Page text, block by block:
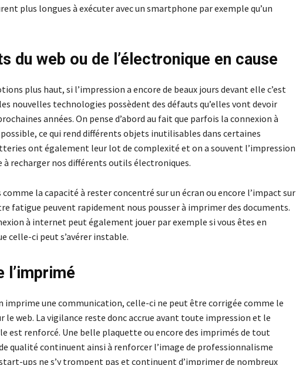
plus longues à exécuter avec un smartphone par exemple qu’un
du web ou de l’électronique en cause
plus haut, si l’impression a encore de beaux jours devant elle c’est
nouvelles technologies possèdent des défauts qu’elles vont devoir
années. On pense d’abord au fait que parfois la connexion à
ce qui rend différents objets inutilisables dans certaines
ont également leur lot de complexité et on a souvent l’impression
à recharger nos différents outils électroniques.
comme la capacité à rester concentré sur un écran ou encore l’impact sur
fatigue peuvent rapidement nous pousser à imprimer des documents.
à internet peut également jouer par exemple si vous êtes en
celle-ci peut s’avérer instable.
l’imprimé
imprime une communication, celle-ci ne peut être corrigée comme le
le web. La vigilance reste donc accrue avant toute impression et le
est renforcé. Une belle plaquette ou encore des imprimés de tout
qualité continuent ainsi à renforcer l’image de professionnalisme
start-ups ne s’y trompent pas et continuent d’imprimer de nombreux